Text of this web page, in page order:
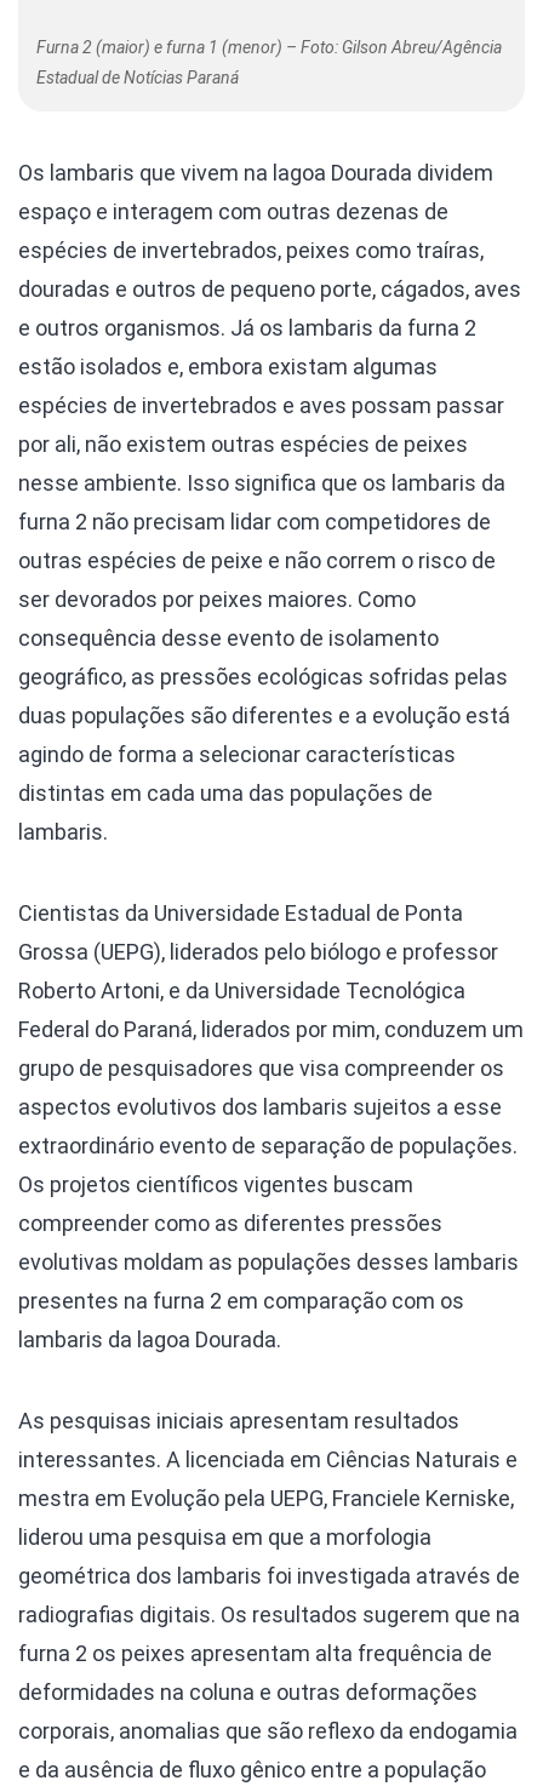
Furna 2 (maior) e furna 1 (menor) – Foto: Gilson Abreu/Agência
Estadual de Notícias Paraná
Os lambaris que vivem na lagoa Dourada dividem
espaço e interagem com outras dezenas de
espécies de invertebrados, peixes como traíras,
douradas e outros de pequeno porte, cágados, aves
e outros organismos. Já os lambaris da furna 2
estão isolados e, embora existam algumas
espécies de invertebrados e aves possam passar
por ali, não existem outras espécies de peixes
nesse ambiente. Isso significa que os lambaris da
furna 2 não precisam lidar com competidores de
outras espécies de peixe e não correm o risco de
ser devorados por peixes maiores. Como
consequência desse evento de isolamento
geográfico, as pressões ecológicas sofridas pelas
duas populações são diferentes e a evolução está
agindo de forma a selecionar características
distintas em cada uma das populações de
lambaris.
Cientistas da Universidade Estadual de Ponta
Grossa (UEPG), liderados pelo biólogo e professor
Roberto Artoni, e da Universidade Tecnológica
Federal do Paraná, liderados por mim, conduzem um
grupo de pesquisadores que visa compreender os
aspectos evolutivos dos lambaris sujeitos a esse
extraordinário evento de separação de populações.
Os projetos científicos vigentes buscam
compreender como as diferentes pressões
evolutivas moldam as populações desses lambaris
presentes na furna 2 em comparação com os
lambaris da lagoa Dourada.
As pesquisas iniciais apresentam resultados
interessantes. A licenciada em Ciências Naturais e
mestra em Evolução pela UEPG, Franciele Kerniske,
liderou uma pesquisa em que a morfologia
geométrica dos lambaris foi investigada através de
radiografias digitais. Os resultados sugerem que na
furna 2 os peixes apresentam alta frequência de
deformidades na coluna e outras deformações
corporais, anomalias que são reflexo da endogamia
e da ausência de fluxo gênico entre a população